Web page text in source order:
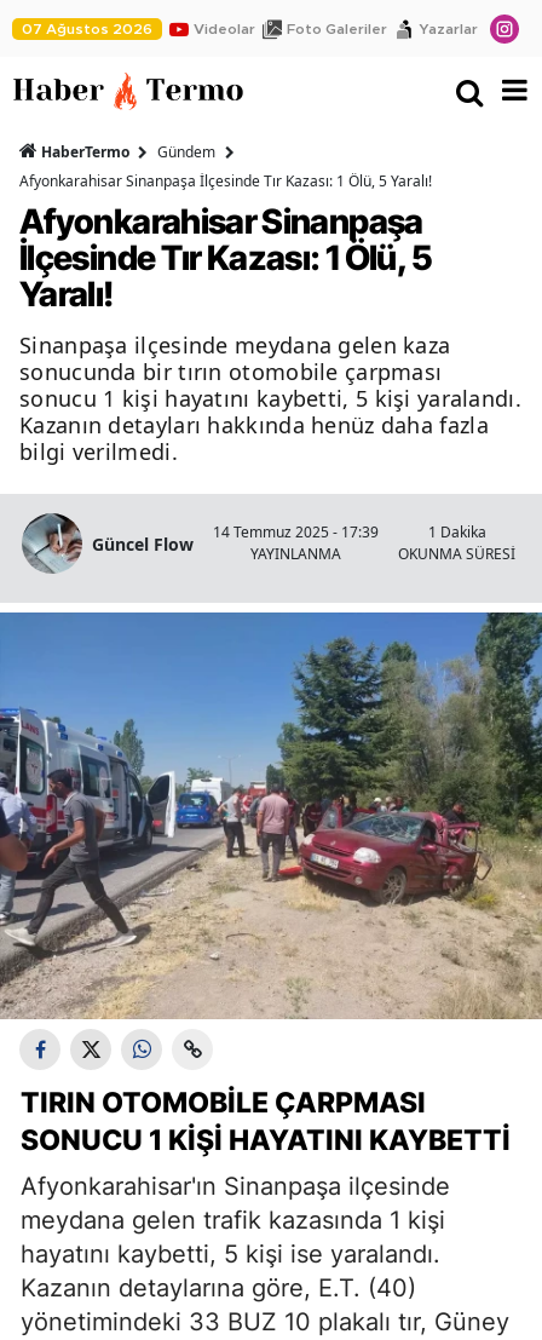
07 Ağustos 2026 Videolar Foto Galeriler Yazarlar
HaberTermo
Gündem
Afyonkarahisar Sinanpaşa İlçesinde Tır Kazası: 1 Ölü, 5 Yaralı!
Afyonkarahisar Sinanpaşa
İlçesinde Tır Kazası: 1 Ölü, 5
Yaralı!
Sinanpaşa ilçesinde meydana gelen kaza
sonucunda bir tırın otomobile çarpması
sonucu 1 kişi hayatını kaybetti, 5 kişi yaralandı.
Kazanın detayları hakkında henüz daha fazla
bilgi verilmedi.
Güncel Flow
14 Temmuz 2025 - 17:39
YAYINLANMA
1 Dakika
OKUNMA SÜRESİ
TIRIN OTOMOBILE ÇARPMASI
SONUCU 1 KIŞI HAYATINI KAYBETTI
Afyonkarahisar'ın Sinanpaşa ilçesinde
meydana gelen trafik kazasında 1 kişi
hayatını kaybetti, 5 kişi ise yaralandı.
Kazanın detaylarına göre, E.T. (40)
yönetimindeki 33 BUZ 10 plakalı tır, Güney